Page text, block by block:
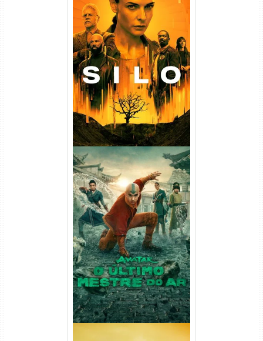
Silo 1ª Temporada Torrent
(2023) WEB-DL
720p/1080p/4K Dual Áudio
Avatar: O Último Mestre do
Ar 2ª Temporada Torrent
(2026) WEB-DL 1080p Dual
Áudio